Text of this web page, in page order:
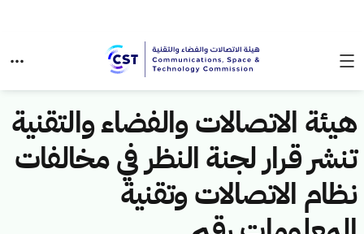
هيئة الاتصالات والفضاء والتقنية
تنشر قرار لجنة النظر في مخالفات
نظام الاتصالات وتقنية